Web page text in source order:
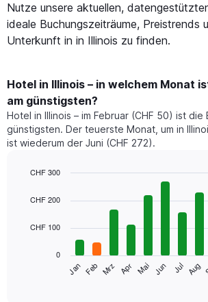
Nutze unsere aktuellen,
ideale Buchungszeiträume, Preistrends
Unterkunft in in Illinois zu finden.
Hotel in Illinois – in welchem Monat
am günstigsten?
Hotel in Illinois – im Februar (CHF 50) ist die
günstigsten. Der teuerste Monat, um in
ist wiederum der Juni (CHF 272).
chart
bars.
graphic.
Jan Feb Mrz Apr Mai Jun Jul Aug
0
CHF 100
CHF 200
CHF 300